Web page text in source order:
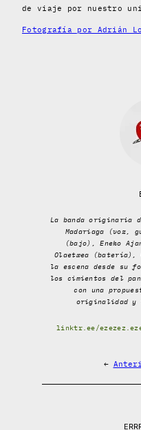
de viaje por nuestro
Fotografía por Adrián
La banda originaria
Madariaga (voz,
(bajo), Eneko
Olaetxea (batería),
la escena desde su
los cimientos del
con una
originalidad y
linktr.ee/
←